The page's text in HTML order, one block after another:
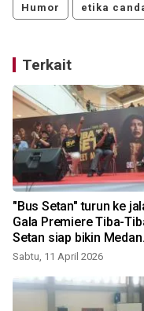
Humor etika
Terkait
"Bus Setan" turun ke
Gala Premiere Tiba-
Setan siap bikin Medan
heboh
Sabtu, 11 April 2026